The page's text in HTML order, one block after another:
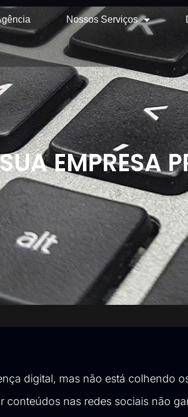
Nossos Serviços
SUA EMPRESA
digital, mas não está colhendo
conteúdos nas redes sociais não